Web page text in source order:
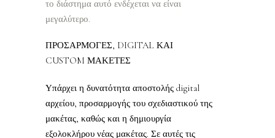
το διάστημα αυτό ενδέχεται να είναι
μεγαλύτερο.
ΠΡΟΣΑΡΜΟΓΕΣ, DIGITAL ΚΑΙ
CUSTOM ΜΑΚΕΤΕΣ
Υπάρχει η δυνατότητα αποστολής digital
αρχείου, προσαρμογής του σχεδιαστικού της
μακέτας, καθώς και η δημιουργία
εξολοκλήρου νέας μακέτας. Σε αυτές τις